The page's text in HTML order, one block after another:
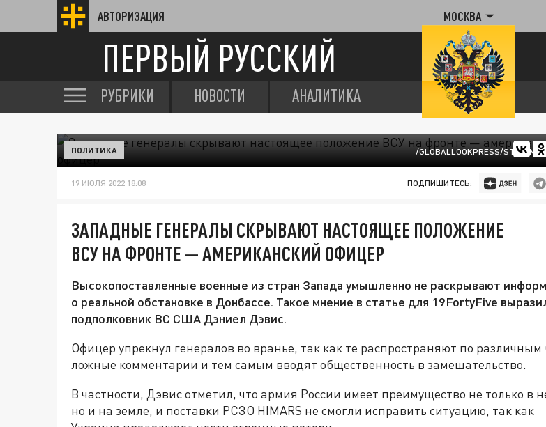
АВТОРИЗАЦИЯ МОСКВА
ПЕРВЫЙ РУССКИЙ
РУБРИКИ НОВОСТИ АНАЛИТИКА
/GLOBALLOOKPRESS/STEFANI
ПОЛИТИКА
19 ИЮЛЯ 2022 18:08 ПОДПИШИТЕСЬ:
ЗАПАДНЫЕ ГЕНЕРАЛЫ СКРЫВАЮТ НАСТОЯЩЕЕ ПОЛОЖЕНИЕ
ВСУ НА ФРОНТЕ — АМЕРИКАНСКИЙ ОФИЦЕР
Высокопоставленные военные из стран Запада умышленно не раскрывают
о реальной обстановке в Донбассе. Такое мнение в статье для 19FortyFive
подполковник ВС США Дэниел Дэвис.
Офицер упрекнул генералов во вранье, так как те распространяют по
ложные комментарии и тем самым вводят общественность в замешательство.
В частности, Дэвис отметил, что армия России имеет преимущество не только в
но и на земле, и поставки РСЗО HIMARS не смогли исправить ситуацию, так как